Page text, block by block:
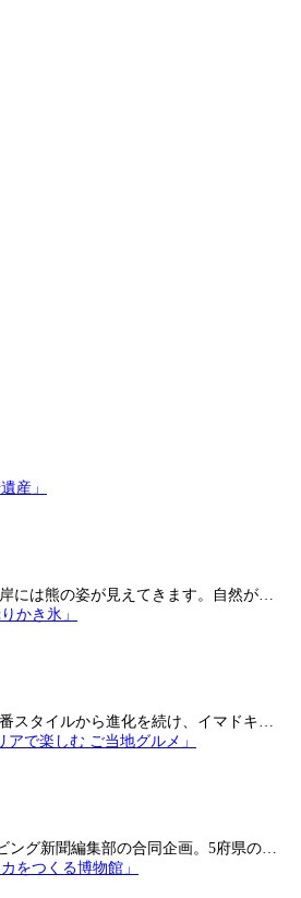
には熊の姿が見えてきます。自然が…
スタイルから進化を続け、イマドキ…
ング新聞編集部の合同企画。5府県の…